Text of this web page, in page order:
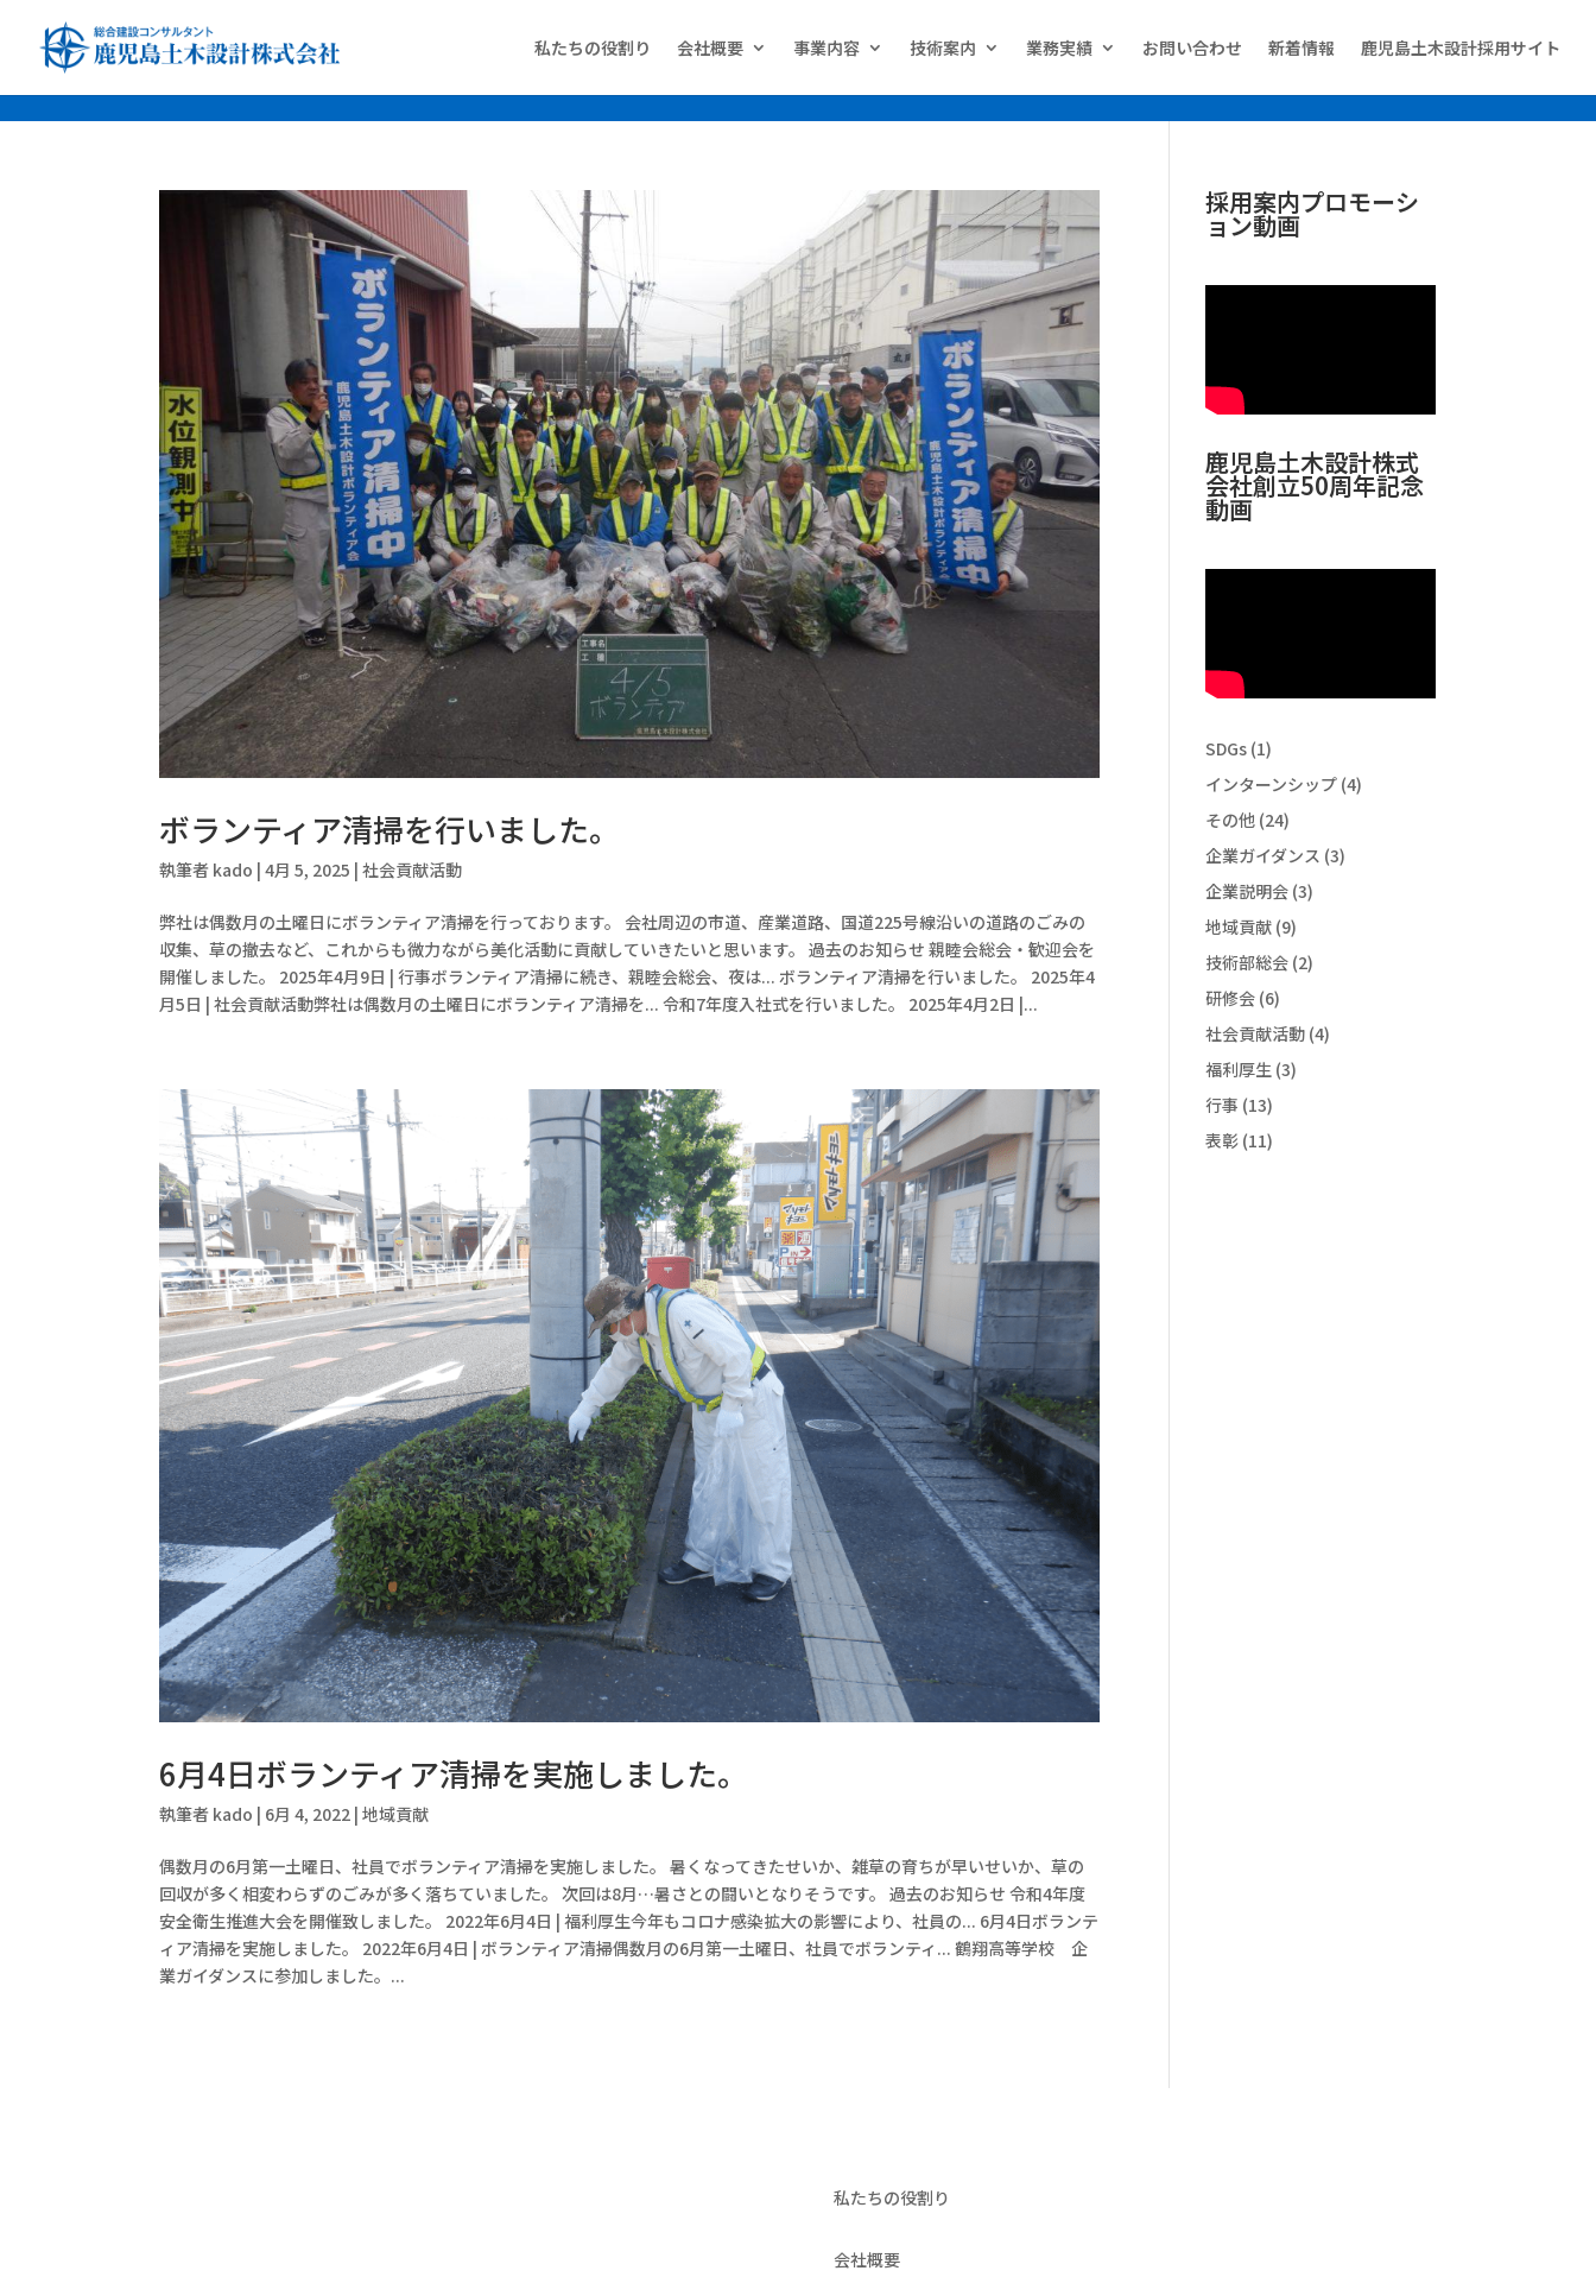
私たちの役割り
会社概要 事業内容 技術案内 業務実績 お問い合わせ 新着情報 鹿児島土木設計採用サイト
ボランティア清掃を行いました。
執筆者 kado |4月 5, 2025 |社会貢献活動
弊社は偶数月の土曜日にボランティア清掃を行っております。 会社周辺の市道、産業道路、国道225号線沿いの道路のごみの
収集、草の撤去など、これからも微力ながら美化活動に貢献していきたいと思います。 過去のお知らせ 親睦会総会・歓迎会を
開催しました。 2025年4月9日 | 行事ボランティア清掃に続き、親睦会総会、夜は... ボランティア清掃を行いました。 2025年4
月5日 | 社会貢献活動弊社は偶数月の土曜日にボランティア清掃を... 令和7年度入社式を行いました。 2025年4月2日 |...
6月4日ボランティア清掃を実施しました。
執筆者 kado | 6月 4, 2022 |地域貢献
偶数月の6月第一土曜日、社員でボランティア清掃を実施しました。 暑くなってきたせいか、雑草の育ちが早いせいか、草の
回収が多く相変わらずのごみが多く落ちていました。 次回は8月…暑さとの闘いとなりそうです。 過去のお知らせ 令和4年度
安全衛生推進大会を開催致しました。 2022年6月4日 | 福利厚生今年もコロナ感染拡大の影響により、社員の... 6月4日ボランテ
ィア清掃を実施しました。 2022年6月4日 | ボランティア清掃偶数月の6月第一土曜日、社員でボランティ... 鶴翔高等学校 企
業ガイダンスに参加しました。...
採用案内プロモーシ
ョン動画
鹿児島土木設計株式
会社創立50周年記念
動画
SDGs (1)
インターンシップ (4)
その他 (24)
企業ガイダンス (3)
企業説明会 (3)
地域貢献 (9)
技術部総会 (2)
研修会 (6)
社会貢献活動 (4)
福利厚生 (3)
行事 (13)
表彰 (11)
私たちの役割り
会社概要